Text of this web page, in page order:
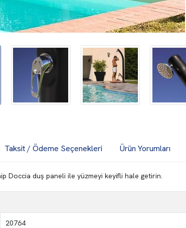
Taksit / Ödeme Seçenekleri Ürün Yorumları
Doccia duş paneli ile yüzmeyi keyifli hale getirin.
20764